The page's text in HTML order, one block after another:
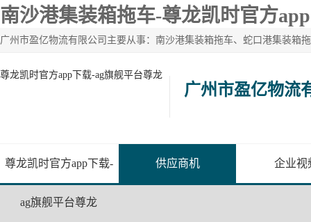
南沙港集装箱拖车-尊龙凯时官方
尊龙凯时官方app下载-ag旗舰平台尊龙
广州市盈亿物流
尊龙凯时官方app下载-
ag旗舰平台尊龙
供应商机 企业视